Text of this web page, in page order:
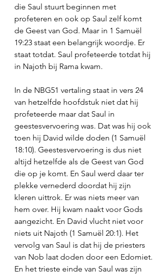
die Saul stuurt beginnen met
profeteren en ook op Saul zelf komt
de Geest van God. Maar in 1 Samuël
19:23 staat een belangrijk woordje. Er
staat totdat. Saul profeteerde totdat hij
in Najoth bij Rama kwam.
In de NBG51 vertaling staat in vers 24
van hetzelfde hoofdstuk niet dat hij
profeteerde maar dat Saul in
geestesvervoering was. Dat was hij ook
toen hij David wilde doden (1 Samuël
18:10). Geestesvervoering is dus niet
altijd hetzelfde als de Geest van God
die op je komt. En Saul werd daar ter
plekke vernederd doordat hij zijn
kleren uittrok. Er was niets meer van
hem over. Hij kwam naakt voor Gods
aangezicht. En David vlucht niet voor
niets uit Najoth (1 Samuël 20:1). Het
vervolg van Saul is dat hij de priesters
van Nob laat doden door een Edomiet.
En het trieste einde van Saul was zijn